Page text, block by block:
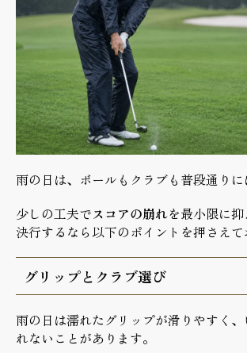
雨の日は、ボールもクラブも普段通りに
少しの工夫でスコアの崩れを最小限に抑
決行するなら以下のポイントを押さえて
グリップとクラブ選び
雨の日は濡れたグリップが滑りやすく
れないことがあります。